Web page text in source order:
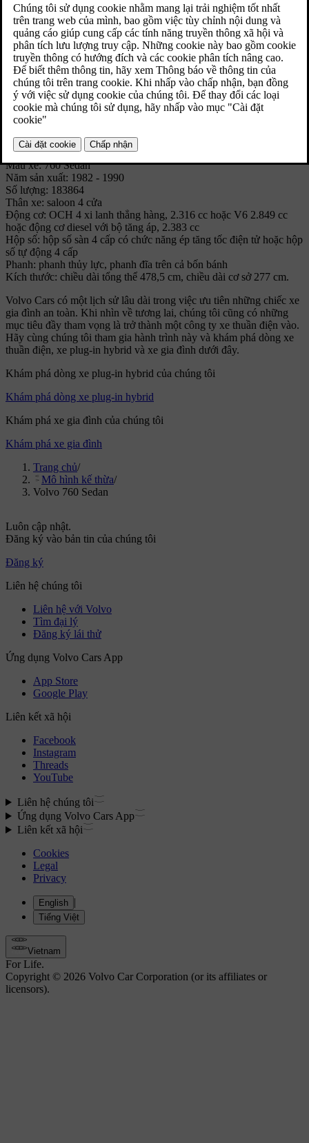
lanh với bộ làm mát và phiên bản động cơ diesel 6 xi lanh với bộ
làm mát cho hiệu suất ưu việt và ít tiêu hao nhiên liệu, đem lại sự
thoải mái vượt trội trên quãng đường dài và khoảng cách hành trình
khó có xe nào sánh kịp.
Thay đổi lớn nhất trên mẫu 760GLE saloon diễn ra vào năm 1987,
với kiểu dáng mới ở mặt trước và được trang bị cầu sau đa liên kết
độc đáo, cùng với hàng trăm thay đổi lớn khác cũng góp phần biến
chiếc xe thành một phiên bản gần như mới hoàn toàn.
Thông số kỹ thuật
Mẫu xe: 760 Sedan
Năm sản xuất: 1982 - 1990
Số lượng: 183864
Thân xe: saloon 4 cửa
Động cơ: OCH 4 xi lanh thẳng hàng, 2.316 cc hoặc V6 2.849 cc
hoặc động cơ diesel với bộ tăng áp, 2.383 cc
Hộp số: hộp số sàn 4 cấp có chức năng ép tăng tốc điện tử hoặc hộp
số tự động 4 cấp
Phanh: phanh thủy lực, phanh đĩa trên cả bốn bánh
Kích thước: chiều dài tổng thể 478,5 cm, chiều dài cơ sở 277 cm.
Volvo Cars có một lịch sử lâu dài trong việc ưu tiên những chiếc xe
gia đình an toàn. Khi nhìn về tương lai, chúng tôi cũng có những
mục tiêu đầy tham vọng là trở thành một công ty xe thuần điện vào.
Hãy cùng chúng tôi tham gia hành trình này và khám phá dòng xe
thuần điện, xe plug-in hybrid và xe gia đình dưới đây.
Khám phá dòng xe plug-in hybrid của chúng tôi
Khám phá dòng xe plug-in hybrid
Khám phá xe gia đình của chúng tôi
Khám phá xe gia đình
Trang chủ/
Mô hình kế thừa/
Volvo 760 Sedan